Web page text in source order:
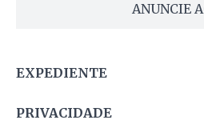
ANUNCIE
EXPEDIENTE
PRIVACIDADE